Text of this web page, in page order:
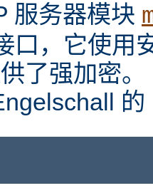
服务器模块
口，它使用
了强加密